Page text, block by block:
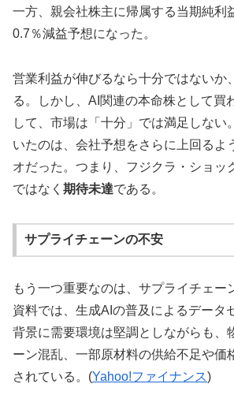
一方、親会社株主に帰属する当期純利
0.7％減益予想になった。
営業利益が伸びるなら十分ではないか
る。しかし、AI関連の本命株として買
して、市場は「十分」では満足しない
いたのは、会社予想をさらに上回るよ
オだった。つまり、フジクラ・ショッ
ではなく 期待未達である。
サプライチェーンの不安
もう一つ重要なのは、サプライチェー
資料では、生成AIの普及によるデータ
背景に需要環境は堅調としながらも、
ーン混乱、一部原材料の供給不足や価
されている。(Yahoo!ファイナンス)